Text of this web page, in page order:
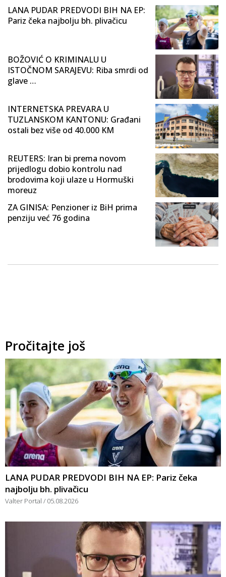
LANA PUDAR PREDVODI BIH NA EP:
Pariz čeka najbolju bh. plivačicu
BOŽOVIĆ O KRIMINALU U
ISTOČNOM SARAJEVU: Riba smrdi od
glave …
INTERNETSKA PREVARA U
TUZLANSKOM KANTONU: Građani
ostali bez više od 40.000 KM
REUTERS: Iran bi prema novom
prijedlogu dobio kontrolu nad
brodovima koji ulaze u Hormuški
moreuz
ZA GINISA: Penzioner iz BiH prima
penziju već 76 godina
Pročitajte još
LANA PUDAR PREDVODI BIH NA EP: Pariz čeka
najbolju bh. plivačicu
Valter Portal 05.08.2026